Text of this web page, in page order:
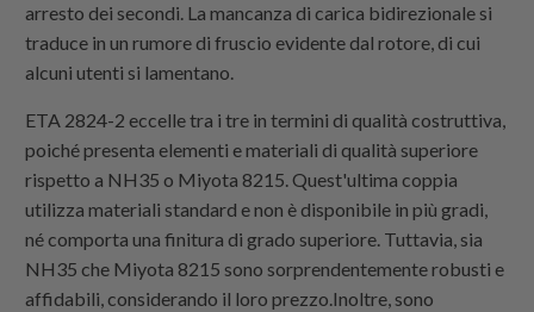
arresto dei secondi. La mancanza di carica bidirezionale si
traduce in un rumore di fruscio evidente dal rotore, di cui
alcuni utenti si lamentano.
ETA 2824-2 eccelle tra i tre in termini di qualità costruttiva,
poiché presenta elementi e materiali di qualità superiore
rispetto a NH35 o Miyota 8215. Quest'ultima coppia
utilizza materiali standard e non è disponibile in più gradi,
né comporta una finitura di grado superiore. Tuttavia, sia
NH35 che Miyota 8215 sono sorprendentemente robusti e
affidabili, considerando il loro prezzo.Inoltre, sono